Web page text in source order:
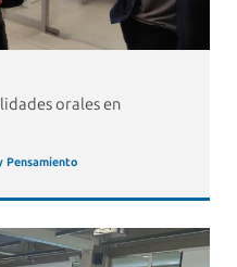
orales en
Pensamiento